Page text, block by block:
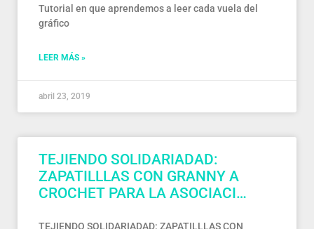
Tutorial en que aprendemos a leer cada vuela del
gráfico
LEER MÁS »
abril 23, 2019
TEJIENDO SOLIDARIADAD:
ZAPATILLLAS CON GRANNY A
CROCHET PARA LA ASOCIACI…
TEJIENDO SOLIDARIADAD: ZAPATILLLAS CON